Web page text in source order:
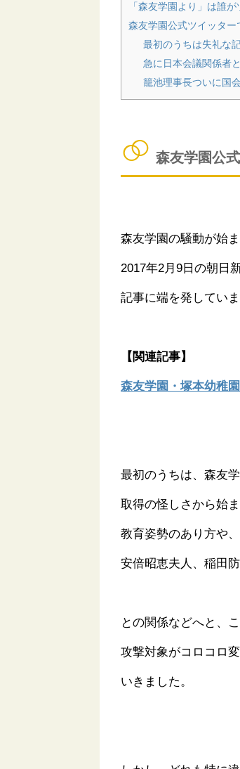
「森友学園より」は誰
森友学園公式ツイッター
最初のうちは失礼な
急に日本会議関係者
籠池理事長ついに国
森友学園公
森友学園の騒動が始
2017年2月9日の朝日
記事に端を発していま
【関連記事】
森友学園・塚本幼稚
最初のうちは、森友
取得の怪しさから始
教育姿勢のあり方や
安倍昭恵夫人、稲田
との関係などへと、
攻撃対象がコロコロ
いきました。